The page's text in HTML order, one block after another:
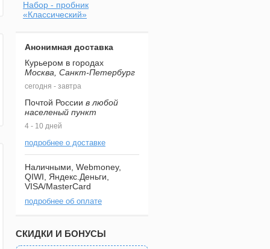
Набор - пробник
«Классический»
Анонимная доставка
Курьером в городах
Москва, Санкт-Петербург
сегодня - завтра
Почтой России в любой
населеный пункт
4 - 10 дней
подробнее о доставке
Наличными, Webmoney,
QIWI, Яндекс.Деньги,
VISA/MasterCard
подробнее об оплате
СКИДКИ И БОНУСЫ